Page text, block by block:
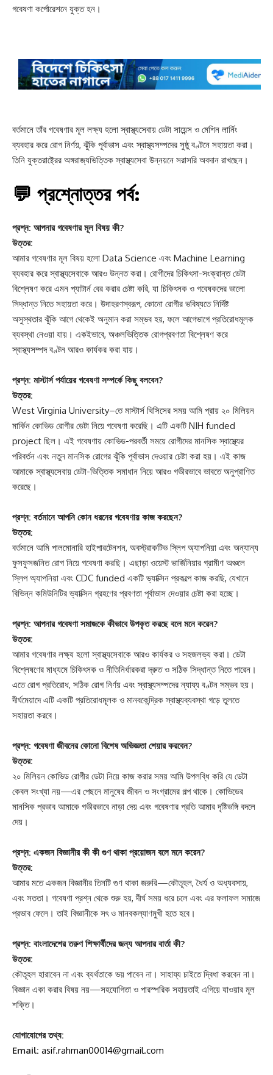
গবেষণা কর্পোরেশনে যুক্ত হন।
বর্তমানে তাঁর গবেষণার মূল লক্ষ্য হলো স্বাস্থ্যসেবায় ডেটা সায়েন্স ও মেশিন লার্নিং
ব্যবহার করে রোগ নির্ণয়, ঝুঁকি পূর্বাভাস এবং স্বাস্থ্যসম্পদের সুষ্ঠু বণ্টনে সহায়তা করা।
তিনি যুক্তরাষ্ট্রের অঙ্গরাজ্যভিত্তিক স্বাস্থ্যসেবা উন্নয়নে সরাসরি অবদান রাখছেন।
💬 প্রশ্নোত্তর পর্ব:
প্রশ্ন: আপনার গবেষণার মূল বিষয় কী?
উত্তর:
আমার গবেষণার মূল বিষয় হলো Data Science এবং Machine Learning
ব্যবহার করে স্বাস্থ্যসেবাকে আরও উন্নত করা। রোগীদের চিকিৎসা-সংক্রান্ত ডেটা
বিশ্লেষণ করে এমন প্যাটার্ন বের করার চেষ্টা করি, যা চিকিৎসক ও গবেষকদের ভালো
সিদ্ধান্ত নিতে সহায়তা করে। উদাহরণস্বরূপ, কোনো রোগীর ভবিষ্যতে নির্দিষ্ট
অসুস্থতার ঝুঁকি আগে থেকেই অনুমান করা সম্ভব হয়, ফলে আগেভাগে প্রতিরোধমূলক
ব্যবস্থা নেওয়া যায়। একইভাবে, অঞ্চলভিত্তিক রোগপ্রবণতা বিশ্লেষণ করে
স্বাস্থ্যসম্পদ বণ্টন আরও কার্যকর করা যায়।
প্রশ্ন: মাস্টার্স পর্যায়ের গবেষণা সম্পর্কে কিছু বলবেন?
উত্তর:
West Virginia University–তে মাস্টার্স থিসিসের সময় আমি প্রায় ২০ মিলিয়ন
মার্কিন কোভিড রোগীর ডেটা নিয়ে গবেষণা করেছি। এটি একটি NIH funded
project ছিল। এই গবেষণায় কোভিড-পরবর্তী সময়ে রোগীদের মানসিক স্বাস্থ্যের
পরিবর্তন এবং নতুন মানসিক রোগের ঝুঁকি পূর্বাভাস দেওয়ার চেষ্টা করা হয়। এই কাজ
আমাকে স্বাস্থ্যসেবায় ডেটা-ভিত্তিক সমাধান নিয়ে আরও গভীরভাবে ভাবতে অনুপ্রাণিত
করেছে।
প্রশ্ন: বর্তমানে আপনি কোন ধরনের গবেষণায় কাজ করছেন?
উত্তর:
বর্তমানে আমি পালমোনারি হাইপারটেনশন, অবস্ট্রাকটিভ স্লিপ অ্যাপনিয়া এবং অন্যান্য
ফুসফুসজনিত রোগ নিয়ে গবেষণা করছি। এছাড়া ওয়েস্ট ভার্জিনিয়ার গ্রামীণ অঞ্চলে
স্লিপ অ্যাপনিয়া এবং CDC funded একটি ভ্যাক্সিন প্রকল্পে কাজ করছি, যেখানে
বিভিন্ন কমিউনিটির ভ্যাক্সিন গ্রহণের প্রবণতা পূর্বাভাস দেওয়ার চেষ্টা করা হচ্ছে।
প্রশ্ন: আপনার গবেষণা সমাজকে কীভাবে উপকৃত করছে বলে মনে করেন?
উত্তর:
আমার গবেষণার লক্ষ্য হলো স্বাস্থ্যসেবাকে আরও কার্যকর ও সহজলভ্য করা। ডেটা
বিশ্লেষণের মাধ্যমে চিকিৎসক ও নীতিনির্ধারকরা দ্রুত ও সঠিক সিদ্ধান্ত নিতে পারেন।
এতে রোগ প্রতিরোধ, সঠিক রোগ নির্ণয় এবং স্বাস্থ্যসম্পদের ন্যায্য বণ্টন সম্ভব হয়।
দীর্ঘমেয়াদে এটি একটি প্রতিরোধমূলক ও মানবকেন্দ্রিক স্বাস্থ্যব্যবস্থা গড়ে তুলতে
সহায়তা করবে।
প্রশ্ন: গবেষণা জীবনের কোনো বিশেষ অভিজ্ঞতা শেয়ার করবেন?
উত্তর:
২০ মিলিয়ন কোভিড রোগীর ডেটা নিয়ে কাজ করার সময় আমি উপলব্ধি করি যে ডেটা
কেবল সংখ্যা নয়—এর পেছনে মানুষের জীবন ও সংগ্রামের গল্প থাকে। কোভিডের
মানসিক প্রভাব আমাকে গভীরভাবে নাড়া দেয় এবং গবেষণার প্রতি আমার দৃষ্টিভঙ্গি বদলে
দেয়।
প্রশ্ন: একজন বিজ্ঞানীর কী কী গুণ থাকা প্রয়োজন বলে মনে করেন?
উত্তর:
আমার মতে একজন বিজ্ঞানীর তিনটি গুণ থাকা জরুরি—কৌতূহল, ধৈর্য ও অধ্যবসায়,
এবং সততা। গবেষণা প্রশ্ন থেকে শুরু হয়, দীর্ঘ সময় ধরে চলে এবং এর ফলাফল সমাজে
প্রভাব ফেলে। তাই বিজ্ঞানীকে সৎ ও মানবকল্যাণমুখী হতে হবে।
প্রশ্ন: বাংলাদেশের তরুণ শিক্ষার্থীদের জন্য আপনার বার্তা কী?
উত্তর:
কৌতূহল হারাবেন না এবং ব্যর্থতাকে ভয় পাবেন না। সাহায্য চাইতে দ্বিধা করবেন না।
বিজ্ঞান একা করার বিষয় নয়—সহযোগিতা ও পারস্পরিক সহায়তাই এগিয়ে যাওয়ার মূল
শক্তি।
যোগাযোগের তথ্য:
Email: asif.rahman00014@gmail.com